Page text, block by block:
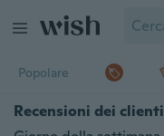
Popolare
Recensioni dei clienti